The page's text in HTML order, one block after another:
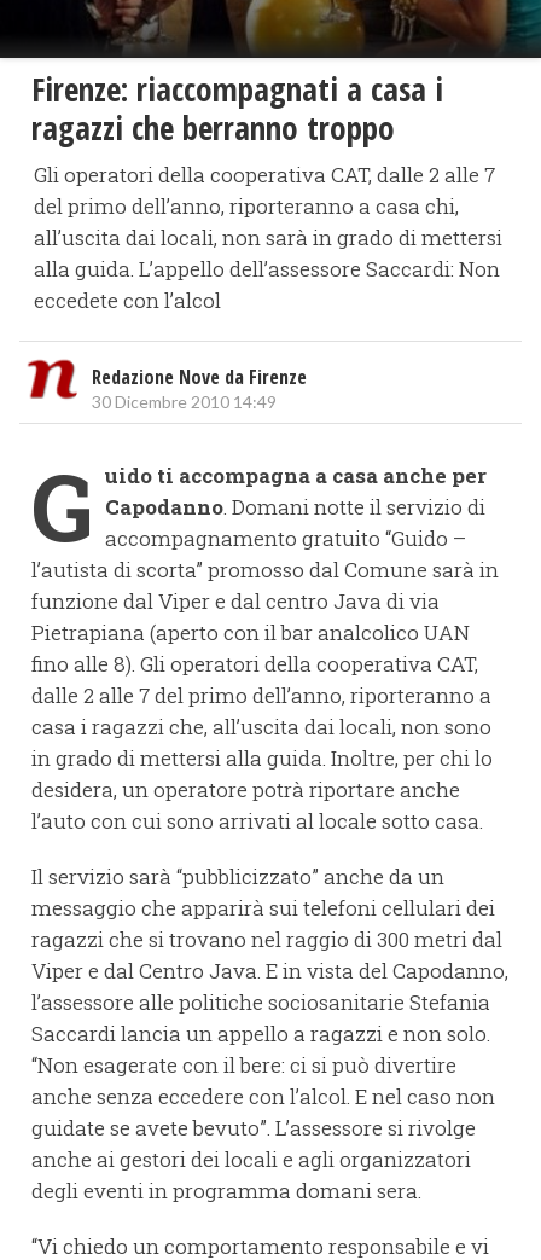
Firenze: riaccompagnati a casa i
ragazzi che berranno troppo
Gli operatori della cooperativa CAT, dalle 2 alle 7
del primo dell’anno, riporteranno a casa chi,
all’uscita dai locali, non sarà in grado di mettersi
alla guida. L’appello dell’assessore Saccardi: Non
eccedete con l’alcol
Redazione Nove da Firenze
30 Dicembre 2010 14:49
G uido ti accompagna a casa anche per
Capodanno. Domani notte il servizio di
accompagnamento gratuito “Guido –
l’autista di scorta” promosso dal Comune sarà in
funzione dal Viper e dal centro Java di via
Pietrapiana (aperto con il bar analcolico UAN
fino alle 8). Gli operatori della cooperativa CAT,
dalle 2 alle 7 del primo dell’anno, riporteranno a
casa i ragazzi che, all’uscita dai locali, non sono
in grado di mettersi alla guida. Inoltre, per chi lo
desidera, un operatore potrà riportare anche
l’auto con cui sono arrivati al locale sotto casa.
Il servizio sarà “pubblicizzato” anche da un
messaggio che apparirà sui telefoni cellulari dei
ragazzi che si trovano nel raggio di 300 metri dal
Viper e dal Centro Java. E in vista del Capodanno,
l’assessore alle politiche sociosanitarie Stefania
Saccardi lancia un appello a ragazzi e non solo.
“Non esagerate con il bere: ci si può divertire
anche senza eccedere con l’alcol. E nel caso non
guidate se avete bevuto”. L’assessore si rivolge
anche ai gestori dei locali e agli organizzatori
degli eventi in programma domani sera.
“Vi chiedo un comportamento responsabile e vi